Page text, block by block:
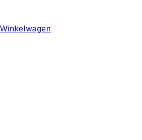
Winkelwagen